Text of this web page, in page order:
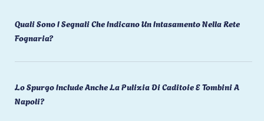
Quali Sono I Segnali Che Indicano Un Intasamento Nella Rete
Fognaria?
Lo Spurgo Include Anche La Pulizia Di Caditoie E Tombini A
Napoli?